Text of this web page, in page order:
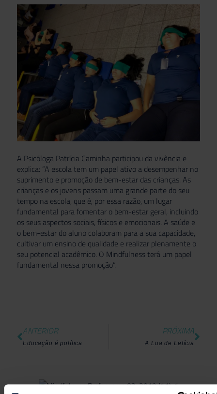
A Psicóloga Patrícia Caminha participou da vivência e
explica: “A escola tem um papel ativo a desempenhar no
suprimento e promoção de bem-estar das crianças. As
crianças e os jovens passam uma grande parte do seu
tempo na escola, que é, por essa razão, um lugar
fundamental para fomentar o bem-estar geral, incluindo
os seus aspectos sociais, físicos e emocionais. A saúde e
o bem-estar do aluno colaboram para a sua capacidade,
cultivar um ensino de qualidade e realizar plenamente o
seu potencial acadêmico. O Mindfulness terá um papel
fundamental nessa promoção”.
ANTERIOR
Educação é política
PRÓXIMA
A Lua de Letícia